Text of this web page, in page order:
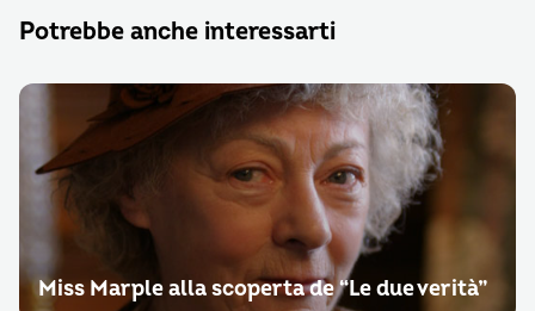
Potrebbe anche interessarti
Miss Marple alla scoperta de “Le due verità”